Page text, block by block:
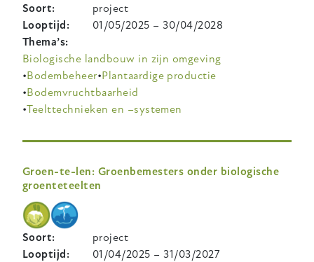
Soort
project
Looptijd
01/05/2025 –30/04/2028
Thema’s
Biologische landbouw in zijn omgeving
Bodembeheer Plantaardige productie
Bodemvruchtbaarheid
Teelttechnieken en –systemen
Groen-te-len: Groenbemesters onder biologische
groenteteelten
Soort
project
Looptijd
01/04/2025 –31/03/2027